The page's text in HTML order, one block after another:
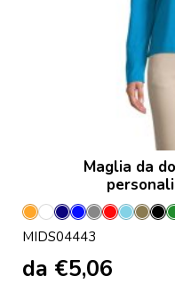
Maglia da
Arancione
Bianco
Blu
Navy
Blu
Royal
Grigio
Melange
Rosso
Aqua
Kaki
MIDS04443
da €5,06